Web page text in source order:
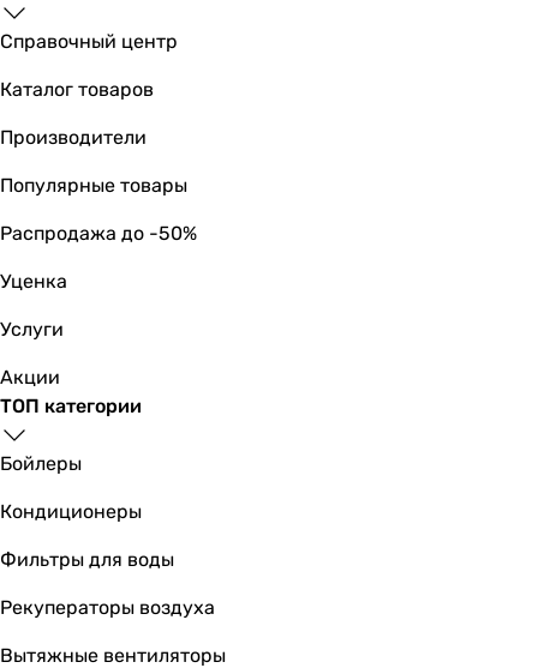
Справочный центр
Каталог товаров
Производители
Популярные товары
Распродажа до -50%
Уценка
Услуги
Акции
ТОП категории
Бойлеры
Кондиционеры
Фильтры для воды
Рекуператоры воздуха
Вытяжные вентиляторы